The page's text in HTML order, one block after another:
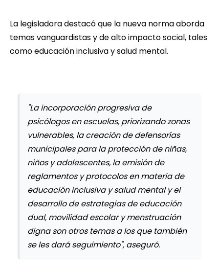
La legisladora destacó que la nueva norma aborda
temas vanguardistas y de alto impacto social, tales
como educación inclusiva y salud mental.
"La incorporación progresiva de
psicólogos en escuelas, priorizando zonas
vulnerables, la creación de defensorías
municipales para la protección de niñas,
niños y adolescentes, la emisión de
reglamentos y protocolos en materia de
educación inclusiva y salud mental y el
desarrollo de estrategias de educación
dual, movilidad escolar y menstruación
digna son otros temas a los que también
se les dará seguimiento", aseguró.